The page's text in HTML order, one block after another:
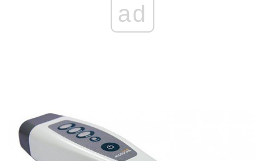
ad